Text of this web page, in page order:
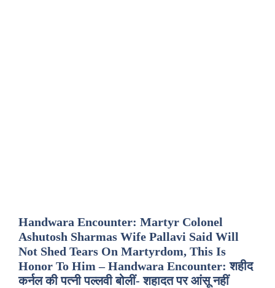
Handwara Encounter: Martyr Colonel
Ashutosh Sharmas Wife Pallavi Said Will
Not Shed Tears On Martyrdom, This Is
Honor To Him – Handwara Encounter: शहीद
कर्नल की पत्नी पल्लवी बोलीं- शहादत पर आंसू नहीं